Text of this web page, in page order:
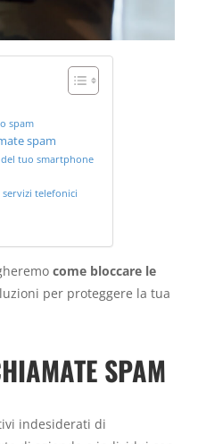
spam
spam
tuo smartphone
telefonici
come bloccare le
per proteggere la tua
SPAM
indesiderati di